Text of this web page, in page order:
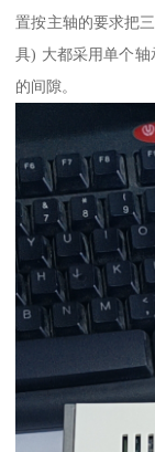
置按主轴的要求把
具) 大都采用单个
的间隙。